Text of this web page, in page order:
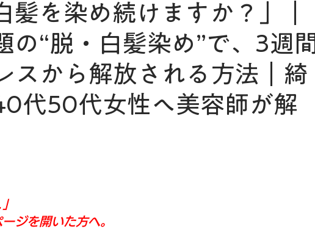
髪を染め続けますか？」｜
の“脱・白髪染め”で、3週間
スから解放される方法｜綺
代50代女性へ美容師が解
を開いた方へ。